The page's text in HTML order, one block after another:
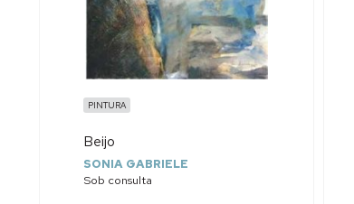
PINTURA
Beijo
SONIA GABRIELE
Sob consulta